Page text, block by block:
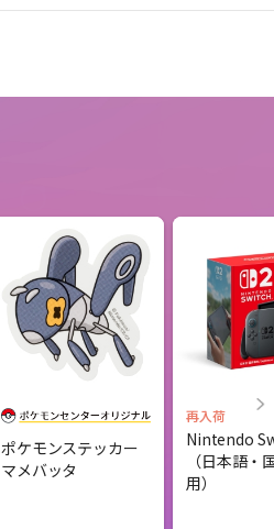
ポケモンステッカー
マメバッタ
再入荷
Nintendo
（日本語・
用）